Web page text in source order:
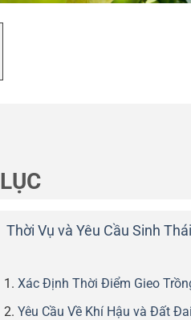
Thời Vụ và Yêu Cầu Sinh
Xác Định Thời Điểm Gieo
Yêu Cầu Về Khí Hậu và Đất Đai